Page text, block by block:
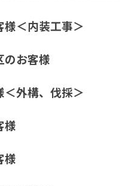
様＜内装工事＞
のお客様
＜外構、伐採＞
様
様